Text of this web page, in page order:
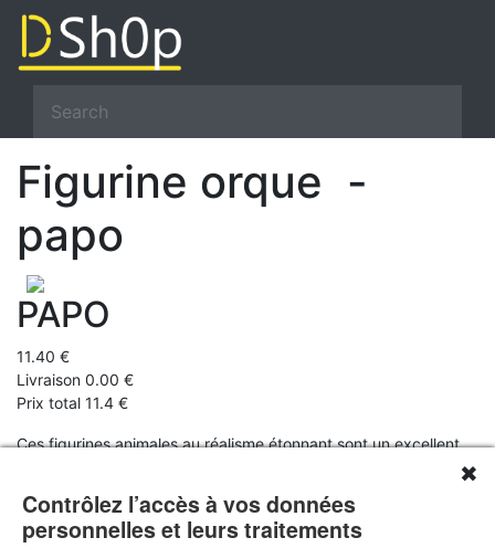
Figurine orque -
papo
PAPO
11.40 €
Livraison 0.00 €
Prix total 11.4 €
Ces figurines animales au réalisme étonnant sont un excellent
la ferme... Des heures de plaisir assurées mais aussi de
nombreuses discussions : Que mangent-ils ? Où vivent-ils ?
✖
Contrôlez l’accès à vos données
personnelles et leurs traitements